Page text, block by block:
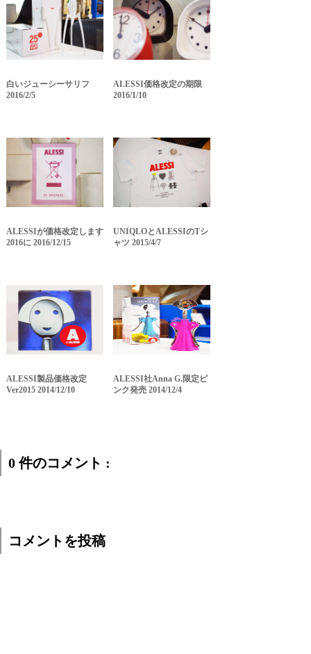
白いジューシーサリフ
2016/2/5
ALESSI価格改定の期限
2016/1/10
ALESSIが価格改定します
2016に 2016/12/15
UNIQLOとALESSIのTシ
ャツ 2015/4/7
ALESSI製品価格改定
Ver2015 2014/12/10
ALESSI社Anna G.限定ピ
ンク発売 2014/12/4
0 件のコメント :
コメントを投稿